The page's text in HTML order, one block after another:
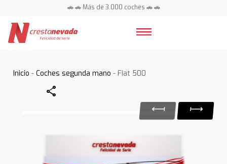
🚗 🚗 Más de 3.000 coches 🚗 🚗
Inicio -Coches segunda mano - Fiat 500
Share